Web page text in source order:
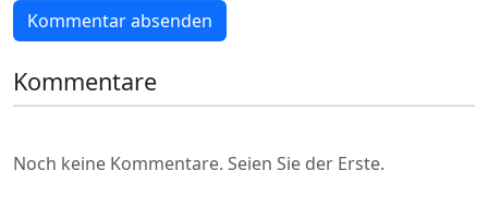
Kommentar absenden
Kommentare
Noch keine Kommentare. Seien Sie der Erste.